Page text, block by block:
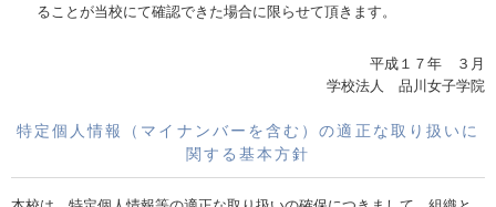
ることが当校にて確認できた場合に限らせて頂きます。
平成１７年 ３月
学校法人 品川女子学院
特定個人情報（マイナンバーを含む）の適正な取り扱いに
関する基本方針